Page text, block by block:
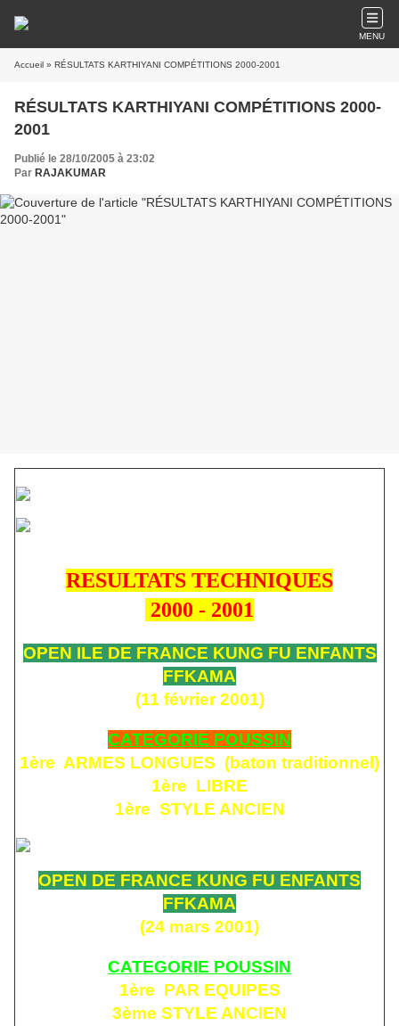
MENU
Accueil » RÉSULTATS KARTHIYANI COMPÉTITIONS 2000-2001
RÉSULTATS KARTHIYANI COMPÉTITIONS 2000-
2001
Publié le 28/10/2005 à 23:02
Par RAJAKUMAR
RESULTATS TECHNIQUES
2000 - 2001
OPEN ILE DE FRANCE KUNG FU ENFANTS
FFKAMA
(11 février 2001)
CATEGORIE POUSSIN
1ère ARMES LONGUES (baton traditionnel)
1ère LIBRE
1ère STYLE ANCIEN
OPEN DE FRANCE KUNG FU ENFANTS
FFKAMA
(24 mars 2001)
CATEGORIE POUSSIN
1ère PAR EQUIPES
3ème STYLE ANCIEN